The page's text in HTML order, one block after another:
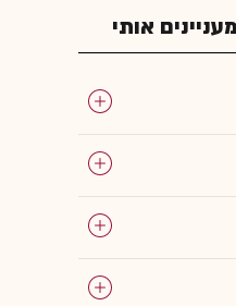
אותי